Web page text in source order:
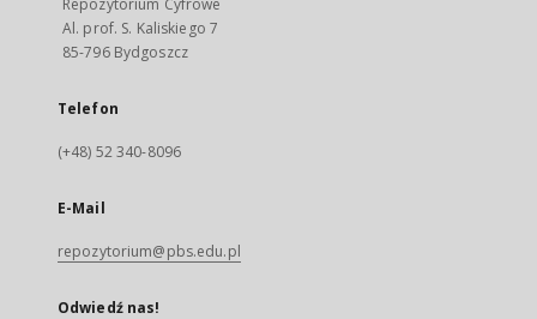
Repozytorium Cyfrowe
Al. prof. S. Kaliskiego 7
85-796 Bydgoszcz
Telefon
(+48) 52 340-8096
E-Mail
repozytorium@pbs.edu.pl
Odwiedź nas!